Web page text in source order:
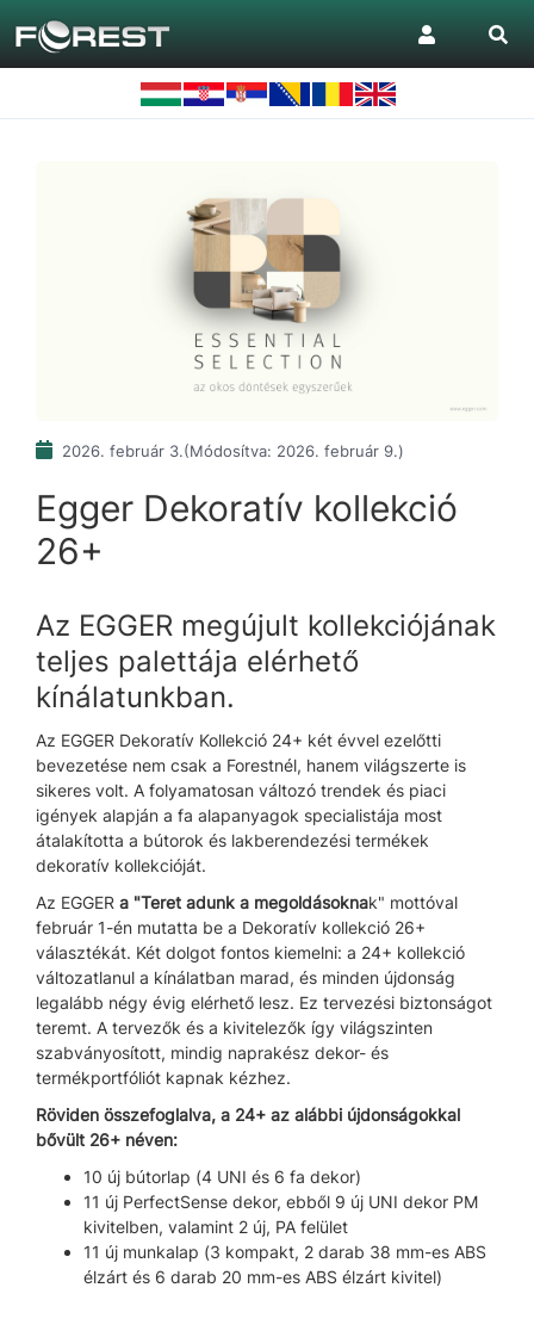
2026. február 3.(Módosítva: 2026. február 9.)
Egger Dekoratív kollekció
26+
Az EGGER megújult kollekciójának
teljes palettája elérhető
kínálatunkban.
Az EGGER Dekoratív Kollekció 24+ két évvel ezelőtti
bevezetése nem csak a Forestnél, hanem világszerte is
sikeres volt. A folyamatosan változó trendek és piaci
igények alapján a fa alapanyagok specialistája most
átalakította a bútorok és lakberendezési termékek
dekoratív kollekcióját.
Az EGGER a "Teret adunk a megoldásoknak" mottóval
február 1-én mutatta be a Dekoratív kollekció 26+
választékát. Két dolgot fontos kiemelni: a 24+ kollekció
változatlanul a kínálatban marad, és minden újdonság
legalább négy évig elérhető lesz. Ez tervezési biztonságot
teremt. A tervezők és a kivitelezők így világszinten
szabványosított, mindig naprakész dekor- és
termékportfóliót kapnak kézhez.
Röviden összefoglalva, a 24+ az alábbi újdonságokkal
bővült 26+ néven:
10 új bútorlap (4 UNI és 6 fa dekor)
11 új PerfectSense dekor, ebből 9 új UNI dekor PM
kivitelben, valamint 2 új, PA felület
11 új munkalap (3 kompakt, 2 darab 38 mm-es ABS
élzárt és 6 darab 20 mm-es ABS élzárt kivitel)